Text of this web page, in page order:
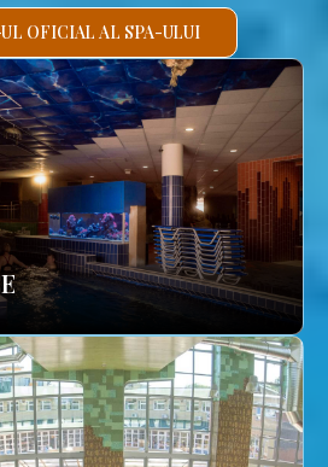
OFICIAL AL SPA-ULUI